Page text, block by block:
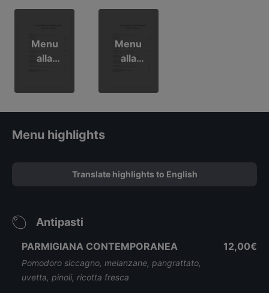
Menu
alla
Menu
alla
Menu highlights
Translate highlights to English
Antipasti
PARMIGIANA CONTEMPORANEA
Pomodoro siccagno, melanzane, pangrattato,
uvetta, pinoli, ricotta fresca
12,00€